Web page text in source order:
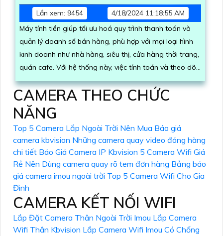
Lần xem: 9454
4/18/2024 11:18:55 AM
Máy tính tiền giúp tối ưu hoá quy trình thanh toán và
quản lý doanh số bán hàng, phù hợp với mọi loại hình
kinh doanh như nhà hàng, siêu thị, cửa hàng thời trang,
quán cafe. Với hệ thống này, việc tính toán và theo dõi
doanh thu trở nên đơn giản hơn
CAMERA THEO CHỨC
NĂNG
Top 5 Camera Lắp Ngoài Trời Nên Mua Báo giá
camera kbvision Những camera quay video đóng hàng
chi tiết Báo Giá Camera IP Kbvision 5 Camera Wifi Giá
Rẻ Nên Dùng camera quay rõ tem đơn hàng Bảng báo
giá camera imou ngoài trời Top 5 Camera Wifi Cho Gia
Đình
CAMERA KẾT NỐI WIFI
Lắp Đặt Camera Thân Ngoài Trời Imou Lắp Camera
Wifi Thân Kbvision Lắp Camera Wifi Imou Có Chống